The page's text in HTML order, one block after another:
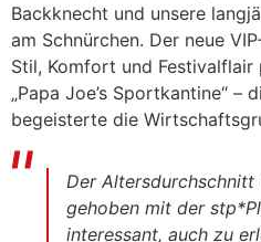
Backknecht und unsere
am Schnürchen. Der neue
Stil, Komfort und Festivalflair
„Papa Joe’s Sportkantine“ –
begeisterte die
Der
gehoben mit der
interessant, auch zu